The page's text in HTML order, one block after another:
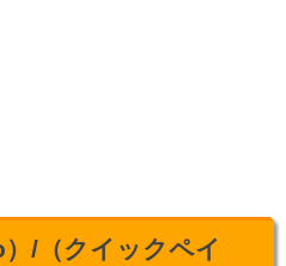
/（クイックペイ